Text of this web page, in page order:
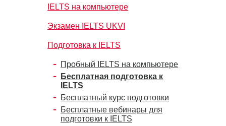
IELTS на компьютере
Экзамен IELTS UKVI
Подготовка к IELTS
Пробный IELTS на компьютере
Бесплатная подготовка к
IELTS
Бесплатный курс подготовки
Бесплатные вебинары для
подготовки к IELTS